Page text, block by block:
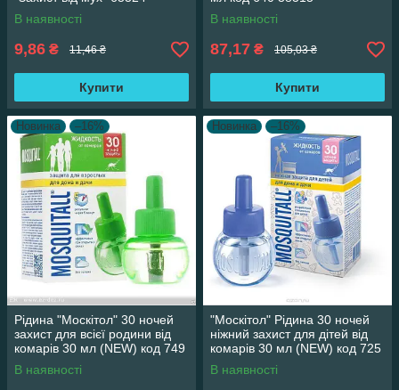
В наявності
9,86 ₴ 11,46 ₴
Купити
В наявності
87,17 ₴ 105,03 ₴
Купити
Новинка –16%
Рідина "Москітол" 30 ночей
захист для всієї родини від
комарів 30 мл (NEW) код 749
19824
В наявності
Новинка –16%
"Москітол" Рідина 30 ночей
ніжний захист для дітей від
комарів 30 мл (NEW) код 725
19824
В наявності